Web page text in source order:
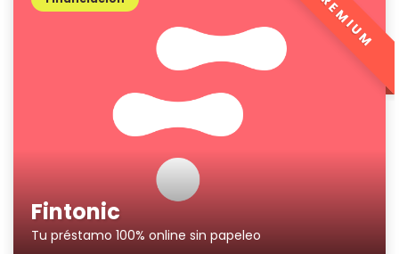
Fintonic
Tu préstamo 100% online sin papeleo
PREMIUM